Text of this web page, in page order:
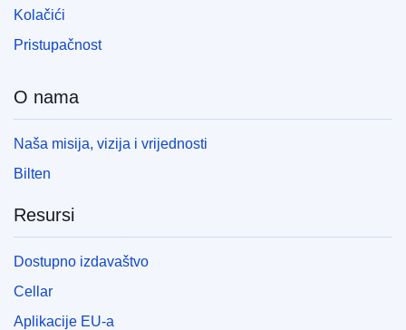
Kolačići
Pristupačnost
O nama
Naša misija, vizija i vrijednosti
Bilten
Resursi
Dostupno izdavaštvo
Cellar
Aplikacije EU-a